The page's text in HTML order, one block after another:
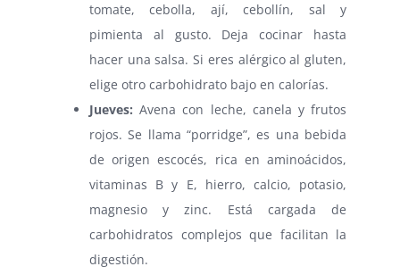
tomate, cebolla, ají, cebollín, sal y
pimienta al gusto. Deja cocinar hasta
hacer una salsa. Si eres alérgico al gluten,
elige otro carbohidrato bajo en calorías.
Jueves: Avena con leche, canela y frutos
rojos. Se llama “porridge”, es una bebida
de origen escocés, rica en aminoácidos,
vitaminas B y E, hierro, calcio, potasio,
magnesio y zinc. Está cargada de
carbohidratos complejos que facilitan la
digestión.